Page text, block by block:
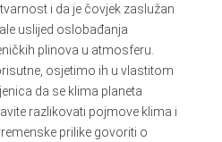
i da je čovjek zaslužan
uslijed oslobađanja
plinova u atmosferu.
osjetimo ih u vlastitom
da se klima planeta
razlikovati pojmove klima i
prilike govoriti o